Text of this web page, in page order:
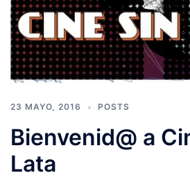
23 MAYO, 2016 POSTS
Bienvenid@ a
Lata